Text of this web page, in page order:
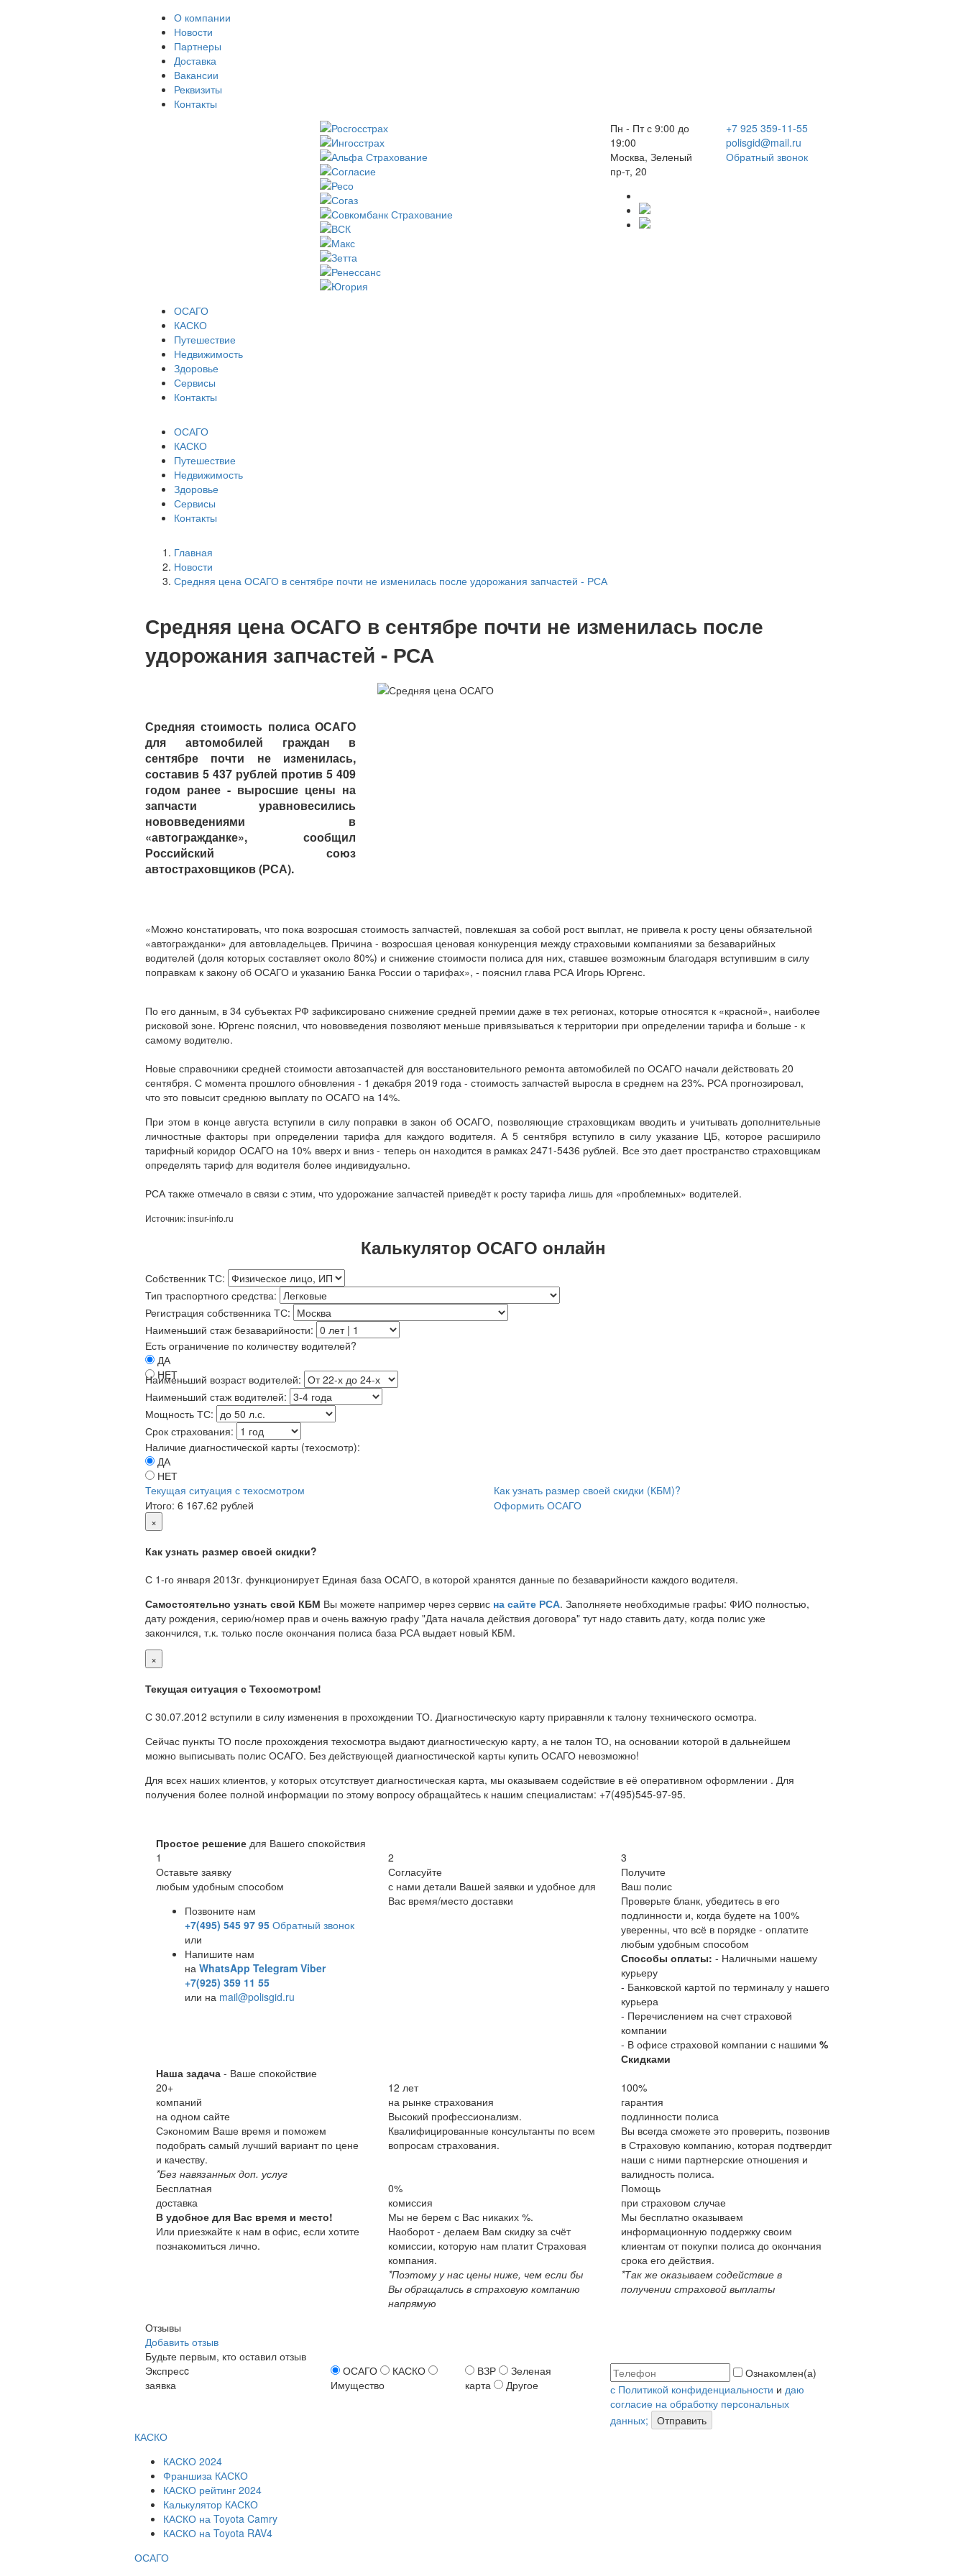
О компании
Новости
Партнеры
Доставка
Вакансии
Реквизиты
Контакты
Пн - Пт с 9:00 до
19:00
Москва, Зеленый
пр-т, 20
+7 925 359-11-55
polisgid@mail.ru
Обратный звонок
ОСАГО
КАСКО
Путешествие
Недвижимость
Здоровье
Сервисы
Контакты
ОСАГО
КАСКО
Путешествие
Недвижимость
Здоровье
Сервисы
Контакты
Главная
Новости
Средняя цена ОСАГО в сентябре почти не изменилась после удорожания запчастей - РСА
Средняя цена ОСАГО в сентябре почти не изменилась после
удорожания запчастей - РСА
Средняя стоимость полиса ОСАГО
для автомобилей граждан в
сентябре почти не изменилась,
составив 5 437 рублей против 5 409
годом ранее - выросшие цены на
запчасти уравновесились
нововведениями в
«автогражданке», сообщил
Российский союз
автостраховщиков (РСА).
«Можно констатировать, что пока возросшая стоимость запчастей, повлекшая за собой рост выплат, не привела к росту цены обязательной
«автогражданки» для автовладельцев. Причина - возросшая ценовая конкуренция между страховыми компаниями за безаварийных
водителей (доля которых составляет около 80%) и снижение стоимости полиса для них, ставшее возможным благодаря вступившим в силу
поправкам к закону об ОСАГО и указанию Банка России о тарифах», - пояснил глава РСА Игорь Юргенс.
По его данным, в 34 субъектах РФ зафиксировано снижение средней премии даже в тех регионах, которые относятся к «красной», наиболее
рисковой зоне. Юргенс пояснил, что нововведения позволяют меньше привязываться к территории при определении тарифа и больше - к
самому водителю.
Новые справочники средней стоимости автозапчастей для восстановительного ремонта автомобилей по ОСАГО начали действовать 20
сентября. С момента прошлого обновления - 1 декабря 2019 года - стоимость запчастей выросла в среднем на 23%. РСА прогнозировал,
что это повысит среднюю выплату по ОСАГО на 14%.
При этом в конце августа вступили в силу поправки в закон об ОСАГО, позволяющие страховщикам вводить и учитывать дополнительные
личностные факторы при определении тарифа для каждого водителя. А 5 сентября вступило в силу указание ЦБ, которое расширило
тарифный коридор ОСАГО на 10% вверх и вниз - теперь он находится в рамках 2471-5436 рублей. Все это дает пространство страховщикам
определять тариф для водителя более индивидуально.
РСА также отмечало в связи с этим, что удорожание запчастей приведёт к росту тарифа лишь для «проблемных» водителей.
Источник: insur-info.ru
Калькулятор ОСАГО онлайн
Собственник ТС:
Тип траспортного средства:
Регистрация собственника ТС:
Наименьший стаж безаварийности:
Есть ограничение по количеству водителей?
ДА
НЕТ
Наименьший возраст водителей:
Наименьший стаж водителей:
Мощность ТС:
Срок страхования:
Наличие диагностической карты (техосмотр):
ДА
НЕТ
Текущая ситуация с техосмотром
Как узнать размер своей скидки (КБМ)?
Итого: 6 167.62 рублей
Оформить ОСАГО
×
Как узнать размер своей скидки?
С 1-го января 2013г. функционирует Единая база ОСАГО, в которой хранятся данные по безаварийности каждого водителя.
Самостоятельно узнать свой КБМ Вы можете например через сервис на сайте РСА. Заполняете необходимые графы: ФИО полностью,
дату рождения, серию/номер прав и очень важную графу "Дата начала действия договора" тут надо ставить дату, когда полис уже
закончился, т.к. только после окончания полиса база РСА выдает новый КБМ.
×
Текущая ситуация с Техосмотром!
С 30.07.2012 вступили в силу изменения в прохождении ТО. Диагностическую карту приравняли к талону технического осмотра.
Сейчас пункты ТО после прохождения техосмотра выдают диагностическую карту, а не талон ТО, на основании которой в дальнейшем
можно выписывать полис ОСАГО. Без действующей диагностической карты купить ОСАГО невозможно!
Для всех наших клиентов, у которых отсутствует диагностическая карта, мы оказываем содействие в её оперативном оформлении . Для
получения более полной информации по этому вопросу обращайтесь к нашим специалистам: +7(495)545-97-95.
Простое решение для Вашего спокойствия
1
Оставьте заявку
любым удобным способом
Позвоните нам
+7(495) 545 97 95 Обратный звонок
или
Напишите нам
на WhatsApp Telegram Viber
+7(925) 359 11 55
или на mail@polisgid.ru
2
Согласуйте
с нами детали Вашей заявки и удобное для
Вас время/место доставки
3
Получите
Ваш полис
Проверьте бланк, убедитесь в его
подлинности и, когда будете на 100%
уверенны, что всё в порядке - оплатите
любым удобным способом
Способы оплаты: - Наличными нашему
курьеру
- Банковской картой по терминалу у нашего
курьера
- Перечислением на счет страховой
компании
- В офисе страховой компании с нашими %
Скидками
Наша задача - Ваше спокойствие
20+
компаний
на одном сайте
Сэкономим Ваше время и поможем
подобрать самый лучший вариант по цене
и качеству.
*Без навязанных доп. услуг
12 лет
на рынке страхования
Высокий профессионализм.
Квалифицированные консультанты по всем
вопросам страхования.
100%
гарантия
подлинности полиса
Вы всегда сможете это проверить, позвонив
в Страховую компанию, которая подтвердит
наши с ними партнерские отношения и
валидность полиса.
Бесплатная
доставка
В удобное для Вас время и место!
Или приезжайте к нам в офис, если хотите
познакомиться лично.
0%
комиссия
Мы не берем с Вас никаких %.
Наоборот - делаем Вам скидку за счёт
комиссии, которую нам платит Страховая
компания.
*Поэтому у нас цены ниже, чем если бы
Вы обращались в страховую компанию
напрямую
Помощь
при страховом случае
Мы бесплатно оказываем
информационную поддержку своим
клиентам от покупки полиса до окончания
срока его действия.
*Так же оказываем содействие в
получении страховой выплаты
Отзывы
Добавить отзыв
Будьте первым, кто оставил отзыв
Экспресc
заявка
ОСАГО
КАСКО
Имущество
ВЗР
Зеленая
карта
Другое
Ознакомлен(а)
с Политикой конфиденциальности и даю
согласие на обработку персональных
данных;
Отправить
КАСКО
КАСКО 2024
Франшиза КАСКО
КАСКО рейтинг 2024
Калькулятор КАСКО
КАСКО на Toyota Camry
КАСКО на Toyota RAV4
ОСАГО